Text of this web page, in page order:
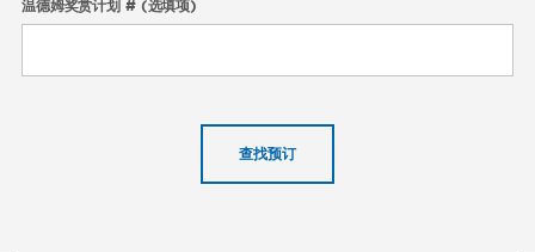
温德姆奖赏计划 # (选填项)
查找预订